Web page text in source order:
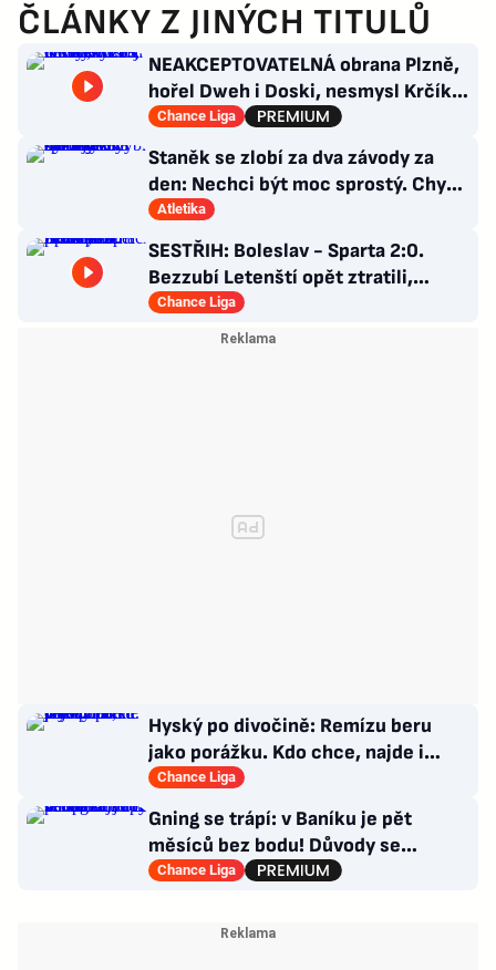
ČLÁNKY Z JINÝCH TITULŮ
NEAKCEPTOVATELNÁ obrana Plzně,
hořel Dweh i Doski, nesmysl Krčíka.
Ustojí to Hyský?
Chance Liga
Staněk se zlobí za dva závody za
den: Nechci být moc sprostý. Chybí
nám styčný důstojník
Atletika
SESTŘIH: Boleslav - Sparta 2:0.
Bezzubí Letenští opět ztratili,
domácí rozhodli v první půli
Chance Liga
Hyský po divočině: Remízu beru
jako porážku. Kdo chce, najde i
hodně pozitivních věcí
Chance Liga
Gning se trápí: v Baníku je pět
měsíců bez bodu! Důvody se
opakují u tří trenérů
Chance Liga